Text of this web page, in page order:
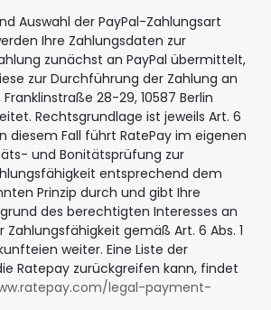
Auswahl der PayPal-Zahlungsart
Ihre Zahlungsdaten zur
zunächst an PayPal übermittelt,
zur Durchführung der Zahlung an
28-29, 10587 Berlin
Rechtsgrundlage ist jeweils Art. 6
In diesem Fall führt RatePay im eigenen
und Bonitätsprüfung zur
entsprechend dem
Prinzip durch und gibt Ihre
des berechtigten Interesses an
Zahlungsfähigkeit gemäß Art. 6 Abs. 1
weiter. Eine Liste der
Ratepay zurückgreifen kann, findet
/legal-payment-